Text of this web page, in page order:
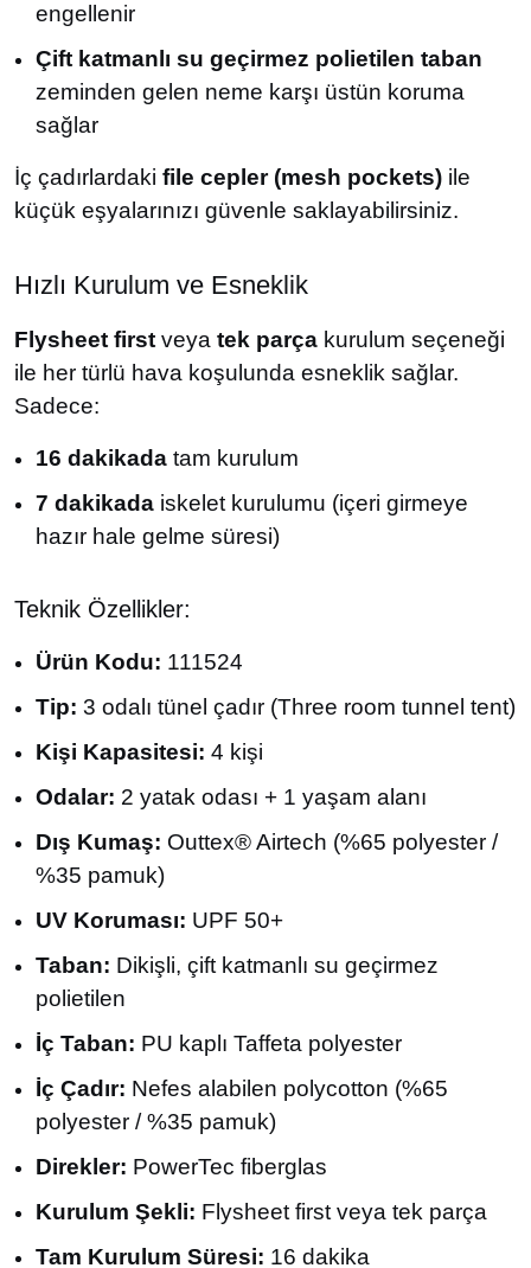
engellenir
Çift katmanlı su geçirmez polietilen taban
zeminden gelen neme karşı üstün koruma
sağlar
İç çadırlardaki file cepler (mesh pockets) ile
küçük eşyalarınızı güvenle saklayabilirsiniz.
Hızlı Kurulum ve Esneklik
Flysheet first veya tek parça kurulum seçeneği
ile her türlü hava koşulunda esneklik sağlar.
Sadece:
16 dakikada tam kurulum
7 dakikada iskelet kurulumu (içeri girmeye
hazır hale gelme süresi)
Teknik Özellikler:
Ürün Kodu: 111524
Tip: 3 odalı tünel çadır (Three room tunnel tent)
Kişi Kapasitesi: 4 kişi
Odalar: 2 yatak odası + 1 yaşam alanı
Dış Kumaş: Outtex® Airtech (%65 polyester /
%35 pamuk)
UV Koruması: UPF 50+
Taban: Dikişli, çift katmanlı su geçirmez
polietilen
İç Taban: PU kaplı Taffeta polyester
İç Çadır: Nefes alabilen polycotton (%65
polyester / %35 pamuk)
Direkler: PowerTec fiberglas
Kurulum Şekli: Flysheet first veya tek parça
Tam Kurulum Süresi: 16 dakika